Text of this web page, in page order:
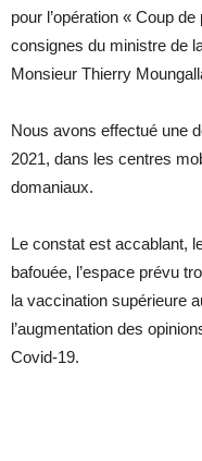
pour l’opération « Coup
consignes du ministre de
Monsieur Thierry
Nous avons effectué une
2021, dans les centres
domaniaux.
Le constat est accablant,
bafouée, l’espace prévu
la vaccination supérieure
l’augmentation des
Covid-19.